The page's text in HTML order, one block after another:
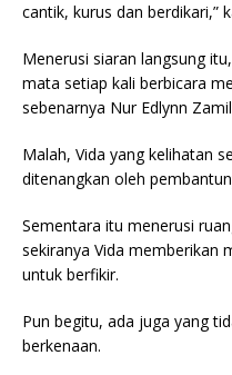
cantik, kurus dan berdikari,”
Menerusi siaran langsung
mata setiap kali berbicara
sebenarnya Nur Edlynn
Malah, Vida yang kelihatan
ditenangkan oleh
Sementara itu menerusi
sekiranya Vida memberikan
untuk berfikir.
Pun begitu, ada juga yang
berkenaan.